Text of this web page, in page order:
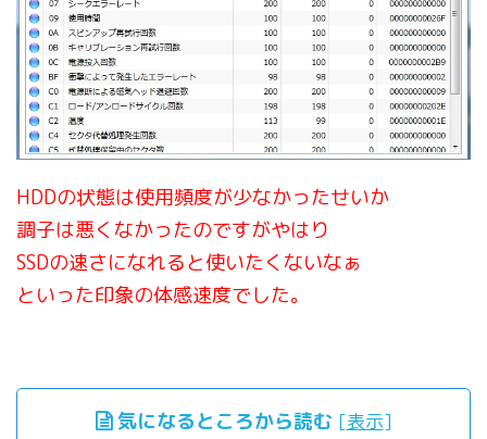
HDDの状態は使用頻度が少なかったせいか
調子は悪くなかったのですがやはり
SSDの速さになれると使いたくないなぁ
といった印象の体感速度でした。
気になるところから読む [表示]